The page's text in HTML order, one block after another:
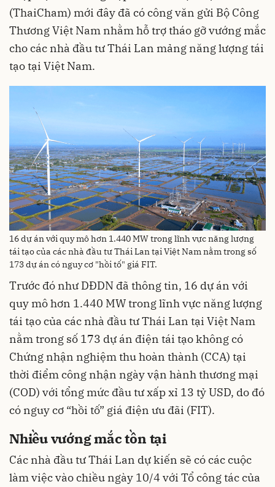
(ThaiCham) mới đây đã có công văn gửi Bộ Công
Thương Việt Nam nhằm hỗ trợ tháo gỡ vướng mắc
cho các nhà đầu tư Thái Lan mảng năng lượng tái
tạo tại Việt Nam.
16 dự án với quy mô hơn 1.440 MW trong lĩnh vực năng lượng
tái tạo của các nhà đầu tư Thái Lan tại Việt Nam nằm trong số
173 dự án có nguy cơ "hồi tố" giá FIT.
Trước đó như DĐDN đã thông tin, 16 dự án với
quy mô hơn 1.440 MW trong lĩnh vực năng lượng
tái tạo của các nhà đầu tư Thái Lan tại Việt Nam
nằm trong số 173 dự án điện tái tạo không có
Chứng nhận nghiệm thu hoàn thành (CCA) tại
thời điểm công nhận ngày vận hành thương mại
(COD) với tổng mức đầu tư xấp xỉ 13 tỷ USD, do đó
có nguy cơ “hồi tố” giá điện ưu đãi (FIT).
Nhiều vướng mắc tồn tại
Các nhà đầu tư Thái Lan dự kiến sẽ có các cuộc
làm việc vào chiều ngày 10/4 với Tổ công tác của